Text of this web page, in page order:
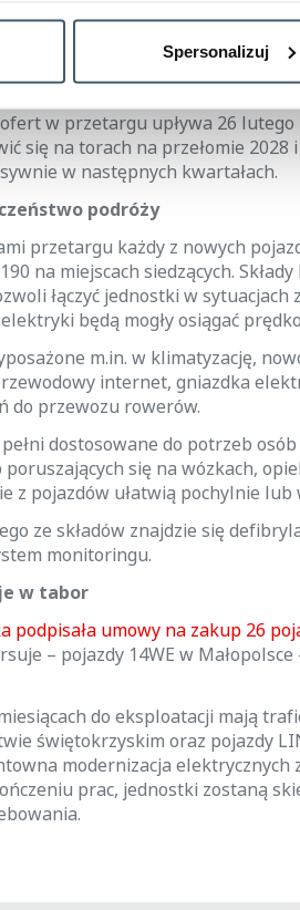
Spersonalizuj
regionów i tras będzie
FEnIKS ogłoszonym przez
w przetargu upływa 26 lutego
się na torach na przełomie 2028
w następnych kwartałach.
podróży
przetargu każdy z nowych
na miejscach siedzących.
łączyć jednostki w sytuacjach
będą mogły osiągać
m.in. w klimatyzację,
internet, gniazdka
do przewozu rowerów.
dostosowane do potrzeb
poruszających się na wózkach,
z pojazdów ułatwią pochylnie lub
ze składów znajdzie się
monitoringu.
w tabor
podpisała umowy na zakup 26
– pojazdy 14WE w
do eksploatacji mają
świętokrzyskim oraz pojazdy
modernizacja elektrycznych
prac, jednostki zostaną